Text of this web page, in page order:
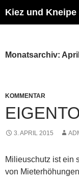
Inhalt
Kiez und
Monatsarchiv:
KOMMENTAR
3. APRIL 2015
Milieuschutz ist ein
von